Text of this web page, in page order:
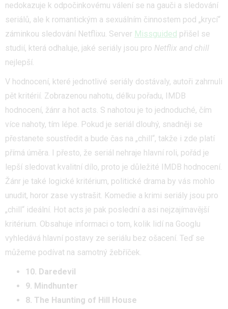
nedokazuje k odpočinkovému válení se na gauči a sledování
seriálů, ale k romantickým a sexuálním činnostem pod „krycí“
záminkou sledování Netflixu. Server Missguided přišel se
studií, která odhaluje, jaké seriály jsou pro Netflix and chill
nejlepší.
V hodnocení, které jednotlivé seriály dostávaly, autoři zahrnuli
pět kritérií. Zobrazenou nahotu, délku pořadu, IMDB
hodnocení, žánr a hot acts. S nahotou je to jednoduché, čím
více nahoty, tím lépe. Pokud je seriál dlouhý, snadněji se
přestanete soustředit a bude čas na „chill“, takže i zde platí
přímá úměra. I přesto, že seriál nehraje hlavní roli, pořád je
lepší sledovat kvalitní dílo, proto je důležité IMDB hodnocení.
Žánr je také logické kritérium, politické drama by vás mohlo
unudit, horor zase vystrašit. Komedie a krimi seriály jsou pro
„chill“ ideální. Hot acts je pak poslední a asi nejzajímavější
kritérium. Obsahuje informaci o tom, kolik lidí na Googlu
vyhledává hlavní postavy ze seriálu bez ošacení. Teď se
můžeme podívat na samotný žebříček.
10. Daredevil
9. Mindhunter
8. The Haunting of Hill House